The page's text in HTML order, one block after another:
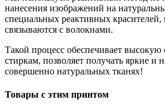
нанесения изображений на
специальных реактивных
связываются с волокнами.
Такой процесс обеспечивает высокую
стиркам, позволяет получать яркие и
совершенно натуральных тканях!
Товары с этим принтом